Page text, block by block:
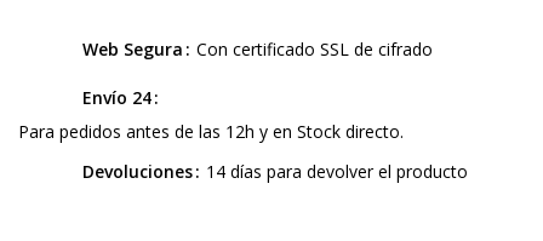
Web Segura Con certificado SSL de cifrado
Envío 24
Para pedidos antes de las 12h y en Stock directo.
Devoluciones
14 días para devolver el producto